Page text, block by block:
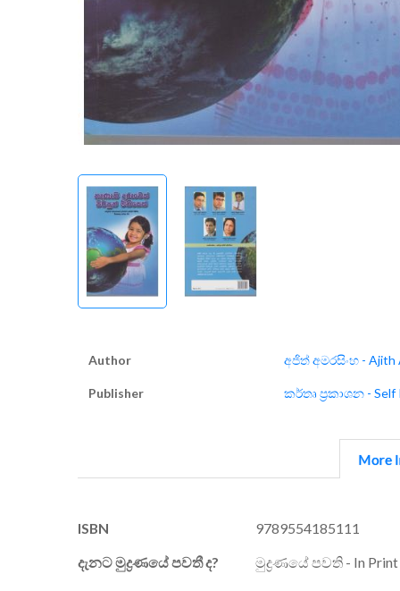
Author අජිත් අමරසිංහ - Ajith
Publisher කර්තෘ ප්‍රකාශන - Self
More
More
ISBN
9789554185111
දැනට මුද්‍රණයේ පවතී ද?
මුද්‍රණයේ පවති - In Print